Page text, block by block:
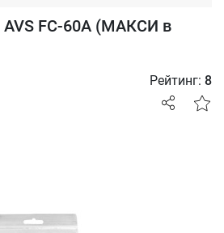
AVS FC-60A (МАКСИ в
Рейтинг: 8